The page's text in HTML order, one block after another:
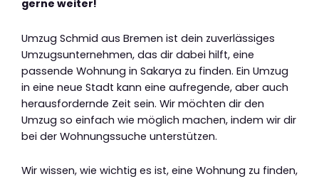
gerne weiter!
Umzug Schmid aus Bremen ist dein zuverlässiges
Umzugsunternehmen, das dir dabei hilft, eine
passende Wohnung in Sakarya zu finden. Ein Umzug
in eine neue Stadt kann eine aufregende, aber auch
herausfordernde Zeit sein. Wir möchten dir den
Umzug so einfach wie möglich machen, indem wir dir
bei der Wohnungssuche unterstützen.
Wir wissen, wie wichtig es ist, eine Wohnung zu finden,